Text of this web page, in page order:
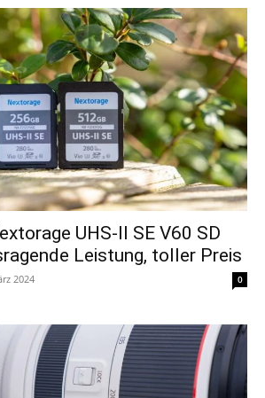
UHS-II SE V60 SD
Leistung, toller Preis
2024 0